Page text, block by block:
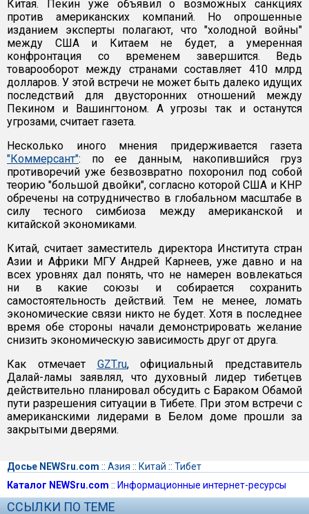
Китая. Пекин уже объявил о возможных санкциях
против американских компаний. Но опрошенные
изданием эксперты полагают, что "холодной войны"
между США и Китаем не будет, а умеренная
конфронтация со временем завершится. Ведь
товарооборот между странами составляет 410 млрд
долларов. У этой встречи не может быть далеко идущих
последствий для двусторонних отношений между
Пекином и Вашингтоном. А угрозы так и останутся
угрозами, считает газета.
Несколько иного мнения придерживается газета
"Коммерсант": по ее данным, накопившийся груз
противоречий уже безвозвратно похоронил под собой
теорию "большой двойки", согласно которой США и КНР
обречены на сотрудничество в глобальном масштабе в
силу тесного симбиоза между американской и
китайской экономиками.
Китай, считает заместитель директора Института стран
Азии и Африки МГУ Андрей Карнеев, уже давно и на
всех уровнях дал понять, что не намерен вовлекаться
ни в какие союзы и собирается сохранить
самостоятельность действий. Тем не менее, ломать
экономические связи никто не будет. Хотя в последнее
время обе стороны начали демонстрировать желание
снизить экономическую зависимость друг от друга.
Как отмечает GZT.ru, официальный представитель
Далай-ламы заявлял, что духовный лидер тибетцев
действительно планировал обсудить с Бараком Обамой
пути разрешения ситуации в Тибете. При этом встречи с
американскими лидерами в Белом доме прошли за
закрытыми дверями.
Досье NEWSru.com :: Азия :: Китай :: Тибет
Каталог NEWSru.com :: Информационные интернет-ресурсы
ССЫЛКИ ПО ТЕМЕ